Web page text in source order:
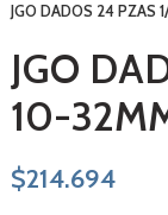
JGO DADOS 24 PZAS
JGO
10-
$214.694